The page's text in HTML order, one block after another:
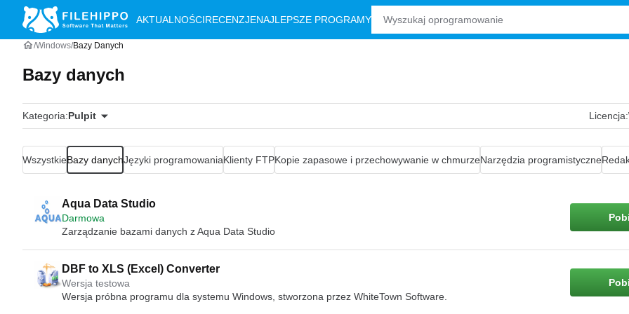
AKTUALNOŚCIRECENZJENAJLEPSZE PROGRAMY
Windows Bazy Danych
Bazy danych
Kategoria:Pulpit Licencja:
WszystkieBazy danychJęzyki programowaniaKlienty FTPKopie zapasowe i przechowywanie w chmurzeNarzędzia programistyczne
Aqua Data Studio
Darmowa
Zarządzanie bazami danych z Aqua Data Studio
DBF to XLS (Excel) Converter
Wersja testowa
Wersja próbna programu dla systemu Windows, stworzona przez WhiteTown Software.